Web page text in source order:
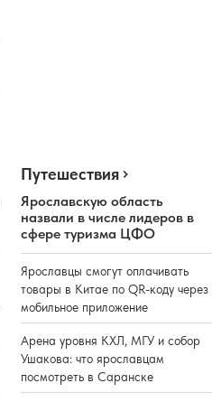
Путешествия
Ярославскую область
назвали в числе лидеров в
сфере туризма ЦФО
Ярославцы смогут оплачивать
товары в Китае по QR-коду через
мобильное приложение
Арена уровня КХЛ, МГУ и собор
Ушакова: что ярославцам
посмотреть в Саранске